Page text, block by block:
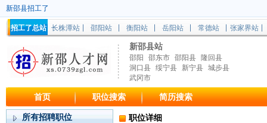
新邵县招工了
招工了总站 长株潭站 邵阳站 衡阳站 岳阳站 常德站 张家界站
新邵县站
邵阳 邵东市 邵阳县
隆回县
洞口县 绥宁县 新宁县 城步县
武冈市
首页 职位搜索 简历搜索
所有招聘职位 职位详细